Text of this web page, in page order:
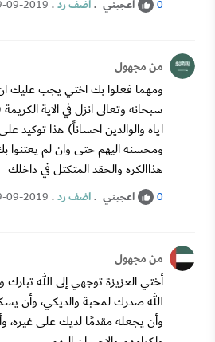
0 اعجبني .اضف رد.
09-2019
من مجهول
ومهما فعلوا بك اختي يجب عليك
سبحانه وتعالى انزل في الاية
اياه والوالدين احساناً) هذا توكيد
ومحسنه اليهم حتى وان لم يعتنوا
هذاالكره والحقد المتكتل في داخلك
0 اعجبني .اضف رد.
09-2019
من مجهول
أختي العزيزة توجهي إلى الله تبارك
الله صدرك لمحبة والديكي، وأن
وأن يجعله مقدمًا لديك على غيره،